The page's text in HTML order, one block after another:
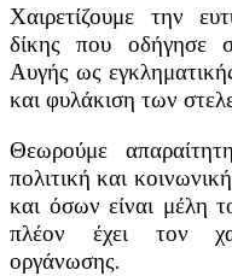
Χαιρετίζουμε την
δίκης που οδήγησε
Αυγής ως
και φυλάκιση των
Θεωρούμε
πολιτική και
και όσων είναι μέλη
πλέον έχει τον
οργάνωσης.